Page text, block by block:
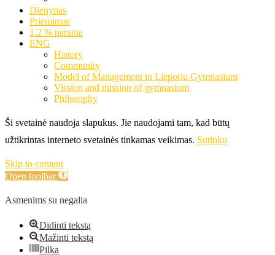
Dienynas
Priėmimas
1.2 % parama
ENG
History
Community
Model of Management in Lieporiu Gymnasium
Vission and mission of gymnasium
Philosophy
Ši svetainė naudoja slapukus. Jie naudojami tam, kad būtų
užtikrintas interneto svetainės tinkamas veikimas. Sutinku
Skip to content
Open toolbar
Asmenims su negalia
Didinti tekstą
Mažinti tekstą
Pilka